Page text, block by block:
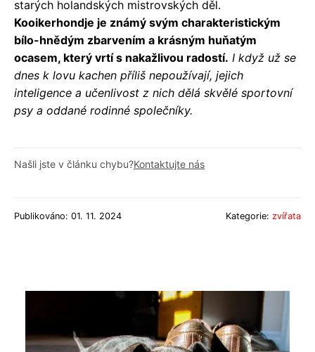
starých holandských mistrovských děl.
Kooikerhondje je známý svým charakteristickým
bílo-hnědým zbarvením a krásným huňatým
ocasem, který vrtí s nakažlivou radostí. I když už se
dnes k lovu kachen příliš nepoužívají, jejich
inteligence a učenlivost z nich dělá skvělé sportovní
psy a oddané rodinné společníky.
Našli jste v článku chybu?Kontaktujte nás
Publikováno: 01. 11. 2024 Kategorie: zvířata